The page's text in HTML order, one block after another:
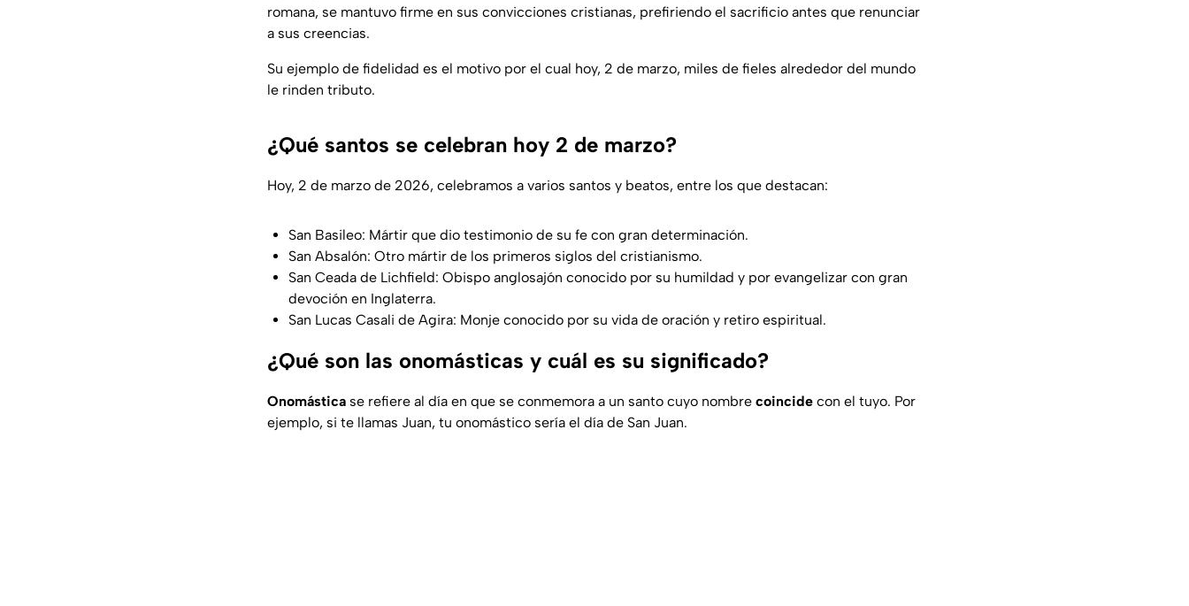
romana, se mantuvo firme en sus convicciones cristianas, prefiriendo el sacrificio antes que renunciar
a sus creencias.
Su ejemplo de fidelidad es el motivo por el cual hoy, 2 de marzo, miles de fieles alrededor del mundo
le rinden tributo.
¿Qué santos se celebran hoy 2 de marzo?
Hoy, 2 de marzo de 2026, celebramos a varios santos y beatos, entre los que destacan:
San Basileo: Mártir que dio testimonio de su fe con gran determinación.
San Absalón: Otro mártir de los primeros siglos del cristianismo.
San Ceada de Lichfield: Obispo anglosajón conocido por su humildad y por evangelizar con gran
devoción en Inglaterra.
San Lucas Casali de Agira: Monje conocido por su vida de oración y retiro espiritual.
¿Qué son las onomásticas y cuál es su significado?
Onomástica se refiere al día en que se conmemora a un santo cuyo nombre coincide con el tuyo. Por
ejemplo, si te llamas Juan, tu onomástico sería el día de San Juan.